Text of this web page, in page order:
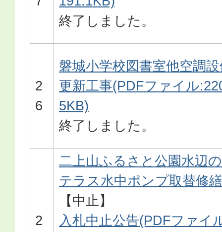
終了しました。
2
6
磐城小学校図書室他空調
更新工事(PDFファイル
5KB)
終了しました。
2
二上山ふるさと公園水辺の
テラス水中ポンプ取替修繕
【中止】
入札中止公告(PDFファイ